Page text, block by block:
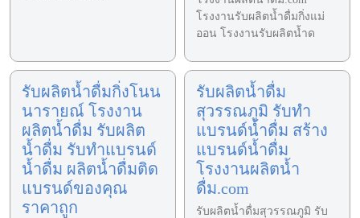
โรงงานรับผลิตน้ำดื่มกิ่งแม่
ออน โรงงานรับผลิตน้ำด
รับผลิตน้ำดื่มกิ่งโนน
นารายณ์ โรงงาน
ผลิตน้ำดื่ม รับผลิต
น้ำดื่ม รับทำแบรนด์
น้ำดื่ม ผลิตน้ำดื่มติด
แบรนด์ของคุณ
ราคาถูก
รับผลิตน้ำดื่ม
สุวรรณภูมิ รับทำ
แบรนด์น้ำดื่ม สร้าง
แบรนด์น้ำดื่ม
โรงงานผลิตน้ำ
ดื่ม.com
รับผลิตน้ำดื่มสุวรรณภูมิ รับ